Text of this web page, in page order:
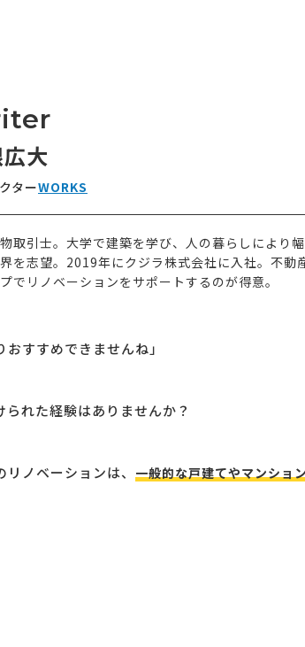
大
ターWORKS
取引士。大学で建築を学び、人の暮らしにより
を志望。2019年にクジラ株式会社に入社。不動
でリノベーションをサポートするのが得意。
すすめできませんね」
れた経験はありませんか？
ノベーションは、 一般的な戸建てやマンショ